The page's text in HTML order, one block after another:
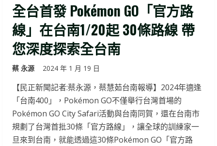
全台首發 Pokémon GO「官方路
線」在台南1/20起 30條路線 帶
您深度探索全台南
蔡 永源 2024 年 1 月 19 日
【民正新聞記者:蔡永源，蔡慧茹台南報導】2024年適逢
「台南400」，Pokémon GO不僅舉行台灣首場的
Pokémon GO City Safari活動與台南同賀，還在台南市
規劃了台灣首批30條「官方路線」，讓全球的訓練家一
旦來到台南，就能透過這30條Pokémon GO「官方路